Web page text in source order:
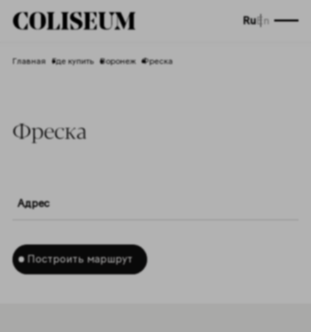
RuEn
Главная Где купить Воронеж Фреска
Фреска
Адрес
Построить маршрут